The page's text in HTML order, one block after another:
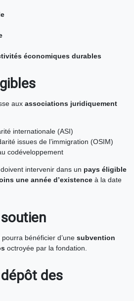
économiques durables
aux associations juridiquement
internationale (ASI)
issues de l’immigration (OSIM)
codéveloppement
intervenir dans un pays éligible
une année d’existenceà la date
bénéficier d’une subvention
octroyée par la fondation.
des